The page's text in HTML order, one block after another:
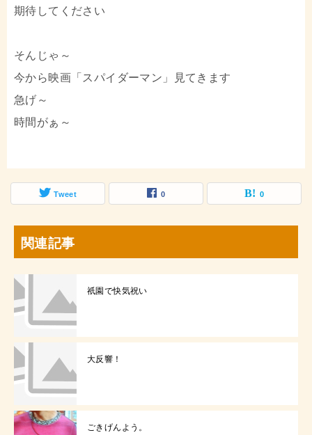
期待してください
そんじゃ～
今から映画「スパイダーマン」見てきます
急げ～
時間がぁ～
Tweet 0 0
関連記事
祇園で快気祝い
大反響！
ごきげんよう。